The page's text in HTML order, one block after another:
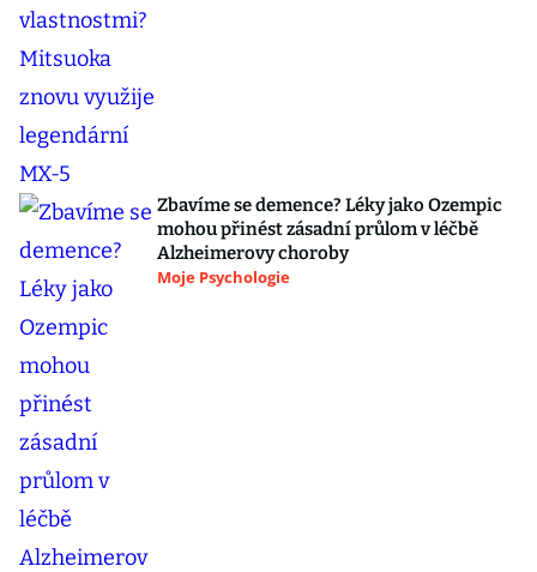
Zbavíme se demence? Léky jako Ozempic
mohou přinést zásadní průlom v léčbě
Alzheimerovy choroby
Moje Psychologie